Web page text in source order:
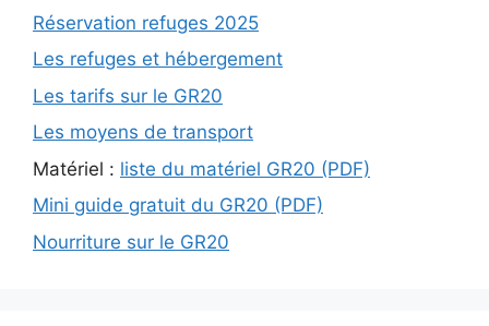
Réservation refuges 2025
Les refuges et hébergement
Les tarifs sur le GR20
Les moyens de transport
Matériel : liste du matériel GR20 (PDF)
Mini guide gratuit du GR20 (PDF)
Nourriture sur le GR20